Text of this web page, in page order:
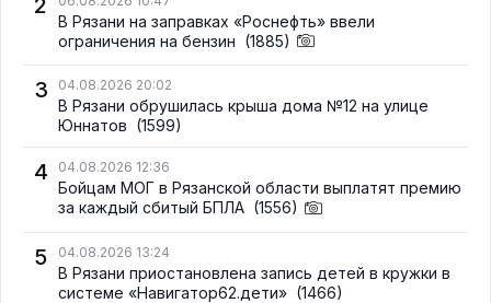
2
В Рязани на заправках «Роснефть» ввели
ограничения на бензин (1885)
3 04.08.2026 20:02
В Рязани обрушилась крыша дома №12 на улице
Юннатов (1599)
4 04.08.2026 12:36
Бойцам МОГ в Рязанской области выплатят премию
за каждый сбитый БПЛА (1556)
5 04.08.2026 13:24
В Рязани приостановлена запись детей в кружки в
системе «Навигатор62.дети» (1466)